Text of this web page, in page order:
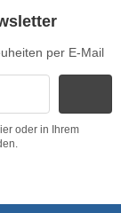
per E-Mail
oder in Ihrem